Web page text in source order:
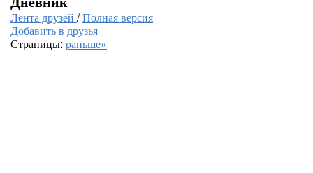
Лента друзей /Полная версия
Добавить в друзья
Страницы: раньше»